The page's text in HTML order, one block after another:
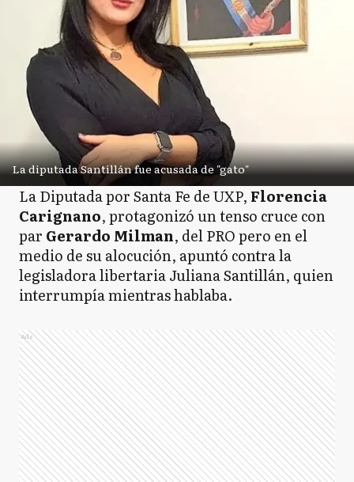
La diputada Santillán fue acusada de "gato"
La Diputada por Santa Fe de UXP, Florencia
Carignano, protagonizó un tenso cruce con
par Gerardo Milman, del PRO pero en el
medio de su alocución, apuntó contra la
legisladora libertaria Juliana Santillán, quien
interrumpía mientras hablaba.
Ads